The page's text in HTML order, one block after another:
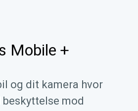
Mobile +
og dit kamera hvor
mod